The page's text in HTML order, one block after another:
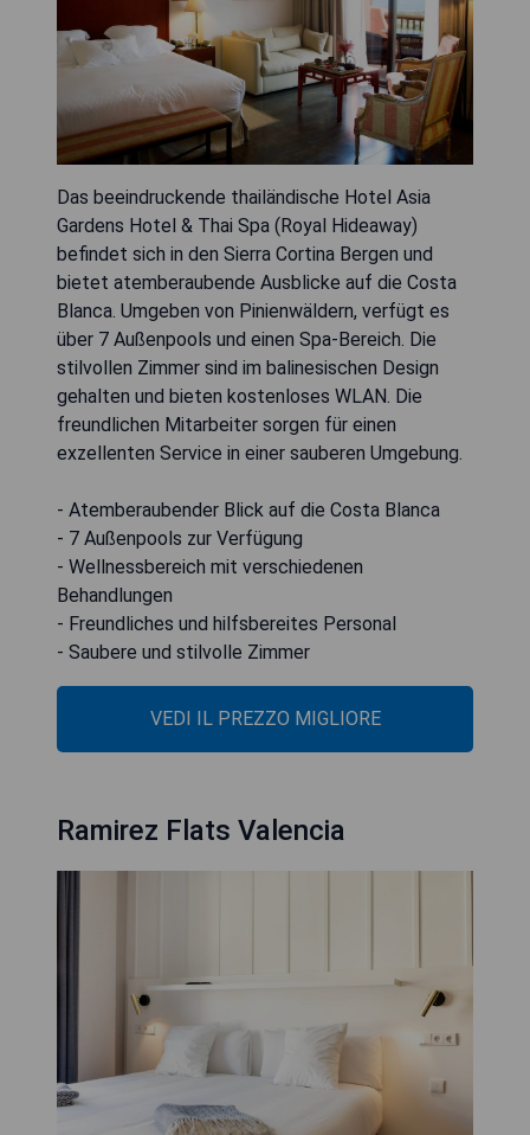
Das beeindruckende thailändische Hotel Asia
Gardens Hotel & Thai Spa (Royal Hideaway)
befindet sich in den Sierra Cortina Bergen und
bietet atemberaubende Ausblicke auf die Costa
Blanca. Umgeben von Pinienwäldern, verfügt es
über 7 Außenpools und einen Spa-Bereich. Die
stilvollen Zimmer sind im balinesischen Design
gehalten und bieten kostenloses WLAN. Die
freundlichen Mitarbeiter sorgen für einen
exzellenten Service in einer sauberen Umgebung.
- Atemberaubender Blick auf die Costa Blanca
- 7 Außenpools zur Verfügung
- Wellnessbereich mit verschiedenen
Behandlungen
- Freundliches und hilfsbereites Personal
- Saubere und stilvolle Zimmer
VEDI IL PREZZO MIGLIORE
Ramirez Flats Valencia